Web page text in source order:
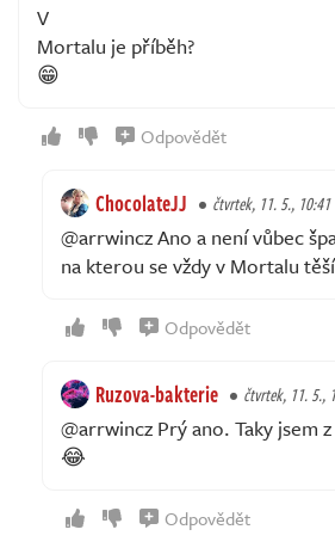
V
Mortalu je příběh?
😁
Odpovědět
ChocolateJJ čtvrtek, 11. 5., 10:41
@arrwincz Ano a není vůbec
na kterou se vždy v Mortalu
Odpovědět
Ruzova-bakterie čtvrtek, 11. 5.,
@arrwincz Prý ano. Taky jsem
😂
Odpovědět